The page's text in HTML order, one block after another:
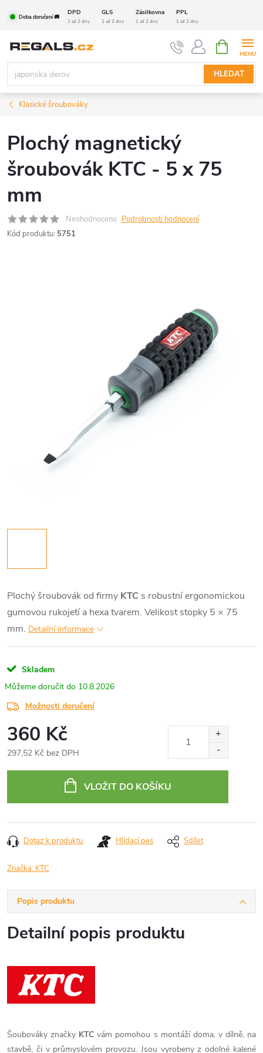
Doba doručení 🚚
DPD GLS Zásilkovna PPL
1 až 2 dny 1 až 2 dny 1 až 2 dny 1 až 2 dny
HLEDAT
NÁKUPNÍ
KOŠÍK
Klasické šroubováky
Plochý magnetický
šroubovák KTC - 5 x 75
mm
Neohodnoceno Podrobnosti hodnocení
Kód produktu: 5751
Plochý šroubovák od firmy KTC s robustní ergonomickou
gumovou rukojetí a hexa tvarem. Velikost stopky 5 × 75
mm. Detailní informace
Skladem
10.8.2026
Možnosti doručení
360 Kč
297,52 Kč bez DPH
VLOŽIT DO KOŠÍKU
Dotaz k produktu Hlídací pes Sdílet
Značka: KTC
Popis produktu
Detailní popis produktu
Šoubováky značky KTCvám pomohou s montáží doma, v dílně, na
stavbě, či v průmyslovém provozu. Jsou vyrobeny z odolné kalené